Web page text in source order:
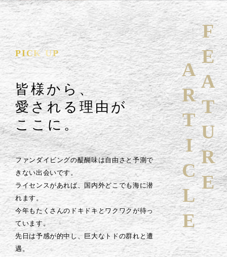
PICK UP
皆様から、
愛される理由が
ここに。
ファンダイビングの醍醐味は自由さと予測で
きない出会いです。
ライセンスがあれば、国内外どこでも海に潜
れます。
今年もたくさんのドキドキとワクワクが待っ
ています。
先日は予感が的中し、巨大なトドの群れと遭
遇。
FEATURE
ARTICLE